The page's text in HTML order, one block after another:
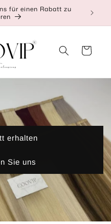
für Groß- oder
Warenkorb
erhalten
Sie uns